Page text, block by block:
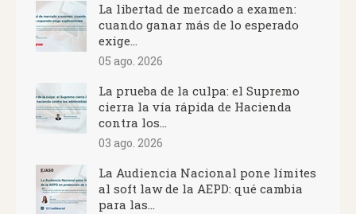
La libertad de mercado a examen:
cuando ganar más de lo esperado
exige...
05 ago. 2026
La prueba de la culpa: el Supremo
cierra la vía rápida de Hacienda
contra los...
03 ago. 2026
La Audiencia Nacional pone límites
al soft law de la AEPD: qué cambia
para las...